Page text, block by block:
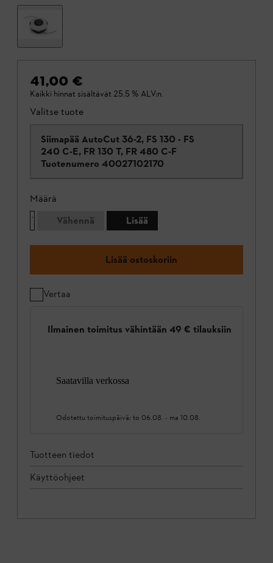
41,00 €
Kaikki hinnat sisältävät 25.5 % ALV:n.
Valitse tuote
Siimapää AutoCut 36-2, FS 130 - FS
240 C-E, FR 130 T, FR 480 C-F
Tuotenumero 40027102170
Määrä
Vähennä
Lisää
Lisää ostoskoriin
Vertaa
Ilmainen toimitus vähintään 49 € tilauksiin
Saatavilla verkossa
Odotettu toimituspäivä: to 06.08. - ma 10.08.
Tuotteen tiedot
Käyttöohjeet